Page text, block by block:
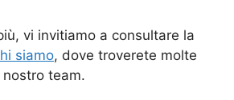
vi invitiamo a consultare la
siamo, dove troverete molte
team.